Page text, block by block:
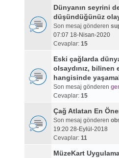
Dünyanın seyrini
düşündüğünüz
Son mesaj gönderen
07:07 18-Nisan-2020
Cevaplar: 15
Eski çağlarda
olsaydınız, bilinen
hangisinde
Son mesaj gönderen
Cevaplar: 15
Çağ Atlatan En
Son mesaj gönderen
19:20 28-Eylül-2018
Cevaplar: 11
MüzeKart